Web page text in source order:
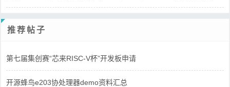
推荐帖子
第七届集创赛“芯来RISC-V杯”开发板申请
开源蜂鸟e203协处理器demo资料汇总